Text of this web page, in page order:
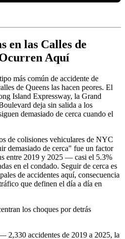
en las Calles de
Aquí
más común de accidente de
de Queens las hacen peores. El
Island Expressway, la Grand
deja sin salida a los
demasiado de cerca cuando el
de colisiones vehiculares de NYC
demasiado de cerca" fue un factor
entre 2019 y 2025 — casi el 5.3%
en el condado. Seguir de cerca es
de accidentes aquí, consecuencia
que definen el día a día en
los choques por detrás
2,330 accidentes de 2019 a 2025, la